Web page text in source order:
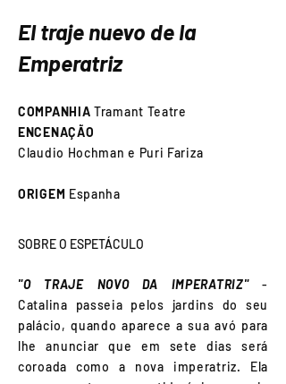
El traje nuevo de la
Emperatriz
COMPANHIA Tramant Teatre
ENCENAÇÃO
Claudio Hochman e Puri Fariza
ORIGEM Espanha
SOBRE O ESPETÁCULO
"O TRAJE NOVO DA IMPERATRIZ"-
Catalina passeia pelos jardins do seu
palácio, quando aparece a sua avó para
lhe anunciar que em sete dias será
coroada como a nova imperatriz. Ela